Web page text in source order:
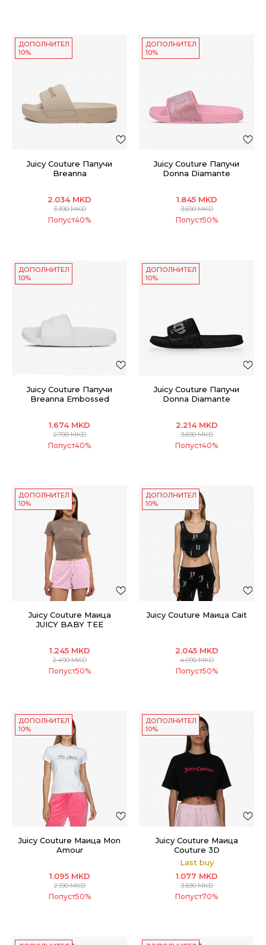
ДОПОЛНИТЕЛНИ
10%
Juicy Couture Папучи
Breanna
2.034 MKD
3.390MKD
Попуст40%
ДОПОЛНИТЕЛНИ
10%
Juicy Couture Папучи
Donna Diamante
1.845 MKD
3.690MKD
Попуст50%
ДОПОЛНИТЕЛНИ
10%
Juicy Couture Папучи
Breanna Embossed
1.674 MKD
2.790MKD
Попуст40%
ДОПОЛНИТЕЛНИ
10%
Juicy Couture Папучи
Donna Diamante
2.214 MKD
3.690MKD
Попуст40%
ДОПОЛНИТЕЛНИ
10%
Juicy Couture Маица
JUICY BABY TEE
1.245 MKD
2.490MKD
Попуст50%
ДОПОЛНИТЕЛНИ
10%
Juicy Couture Маица Cait
2.045 MKD
4.090MKD
Попуст50%
ДОПОЛНИТЕЛНИ
10%
Juicy Couture Маица Mon
Amour
1.095 MKD
2.190MKD
Попуст50%
ДОПОЛНИТЕЛНИ
10%
Juicy Couture Маица
Couture 3D
Last buy
1.077 MKD
3.590MKD
Попуст70%